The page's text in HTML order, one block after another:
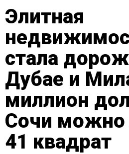
Элитная
стала
Дубае и
миллион
Сочи можно
41 квадрат